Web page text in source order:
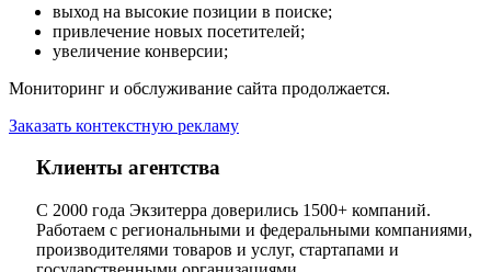
выход на высокие позиции в поиске;
привлечение новых посетителей;
увеличение конверсии;
Мониторинг и обслуживание сайта продолжается.
Заказать контекстную рекламу
Клиенты агентства
С 2000 года Экзитерра доверились 1500+ компаний.
Работаем с региональными и федеральными компаниями,
производителями товаров и услуг, стартапами и